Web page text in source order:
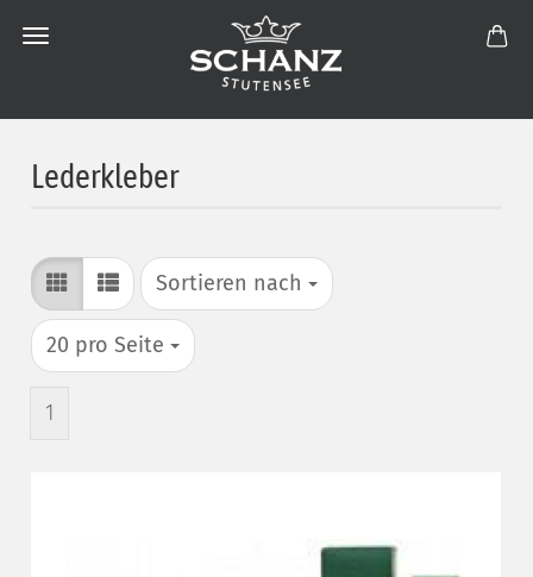
Lederkleber
Sortieren nach
Sortieren nach
20 pro Seite
pro Seite
1